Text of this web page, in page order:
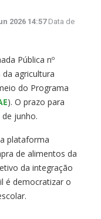
2026 14:57 Data de
Pública nº
agricultura
do Programa
). O prazo para
junho.
plataforma
de alimentos da
da integração
é democratizar o